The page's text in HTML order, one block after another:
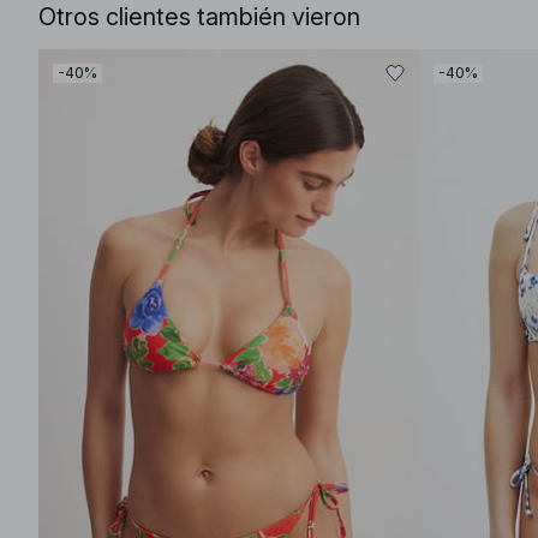
Otros clientes también vieron
-40% -40%